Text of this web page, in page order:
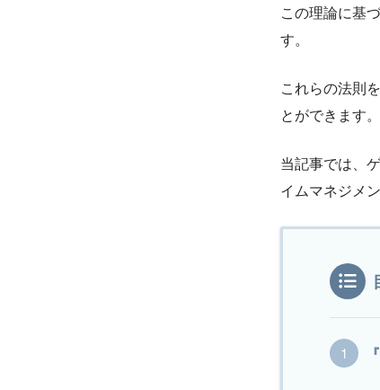
この理論に基
す。
これらの法則
とができます。
当記事では、
イムマネジメ